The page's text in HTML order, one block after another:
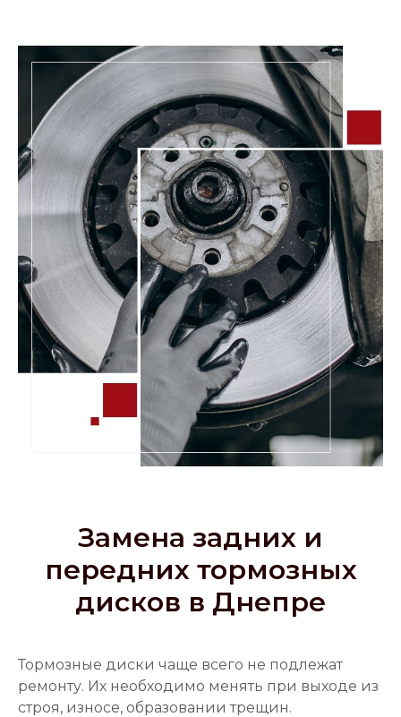
Замена задних и
передних тормозных
дисков в Днепре
Тормозные диски чаще всего не подлежат
ремонту. Их необходимо менять при выходе из
строя, износе, образовании трещин.